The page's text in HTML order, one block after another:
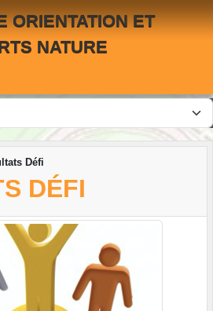
ORIENTATION ET
NATURE
Défi
DÉFI